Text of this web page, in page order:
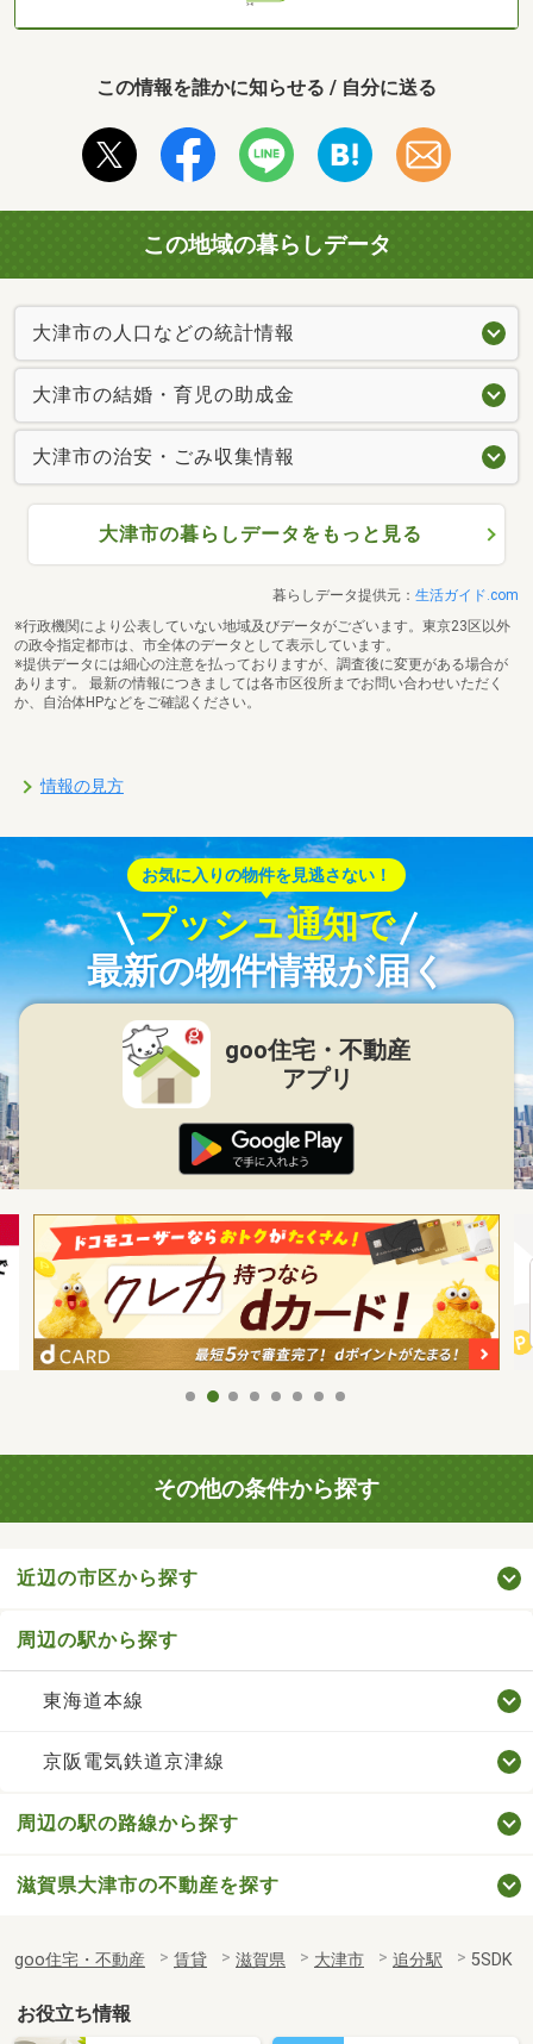
この情報を誰かに知らせる / 自分に送る
この地域の暮らしデータ
大津市の人口などの統計情報
大津市の結婚・育児の助成金
大津市の治安・ごみ収集情報
大津市の暮らしデータをもっと見る
暮らしデータ提供元： 生活ガイド.com
※行政機関により公表していない地域及びデータがございます。東京23区以外
の政令指定都市は、市全体のデータとして表示しています。
※提供データには細心の注意を払っておりますが、調査後に変更がある場合が
あります。 最新の情報につきましては各市区役所までお問い合わせいただく
か、自治体HPなどをご確認ください。
情報の見方
お気に入りの物件を見逃さない！
プッシュ通知で
最新の物件情報が届く
goo住宅・不動産
アプリ
その他の条件から探す
近辺の市区から探す
周辺の駅から探す
東海道本線
京阪電気鉄道京津線
周辺の駅の路線から探す
滋賀県大津市の不動産を探す
goo住宅・不動産 賃貸 滋賀県 大津市 追分駅 5SDK
お役立ち情報